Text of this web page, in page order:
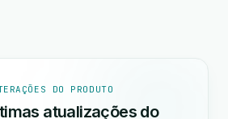
DO PRODUTO
atualizações do